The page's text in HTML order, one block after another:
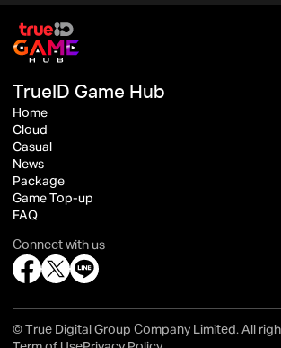
TrueID Game Hub
Home
Cloud
Casual
News
Package
Game Top-up
FAQ
Connect with us
© True Digital Group Company Limited. All